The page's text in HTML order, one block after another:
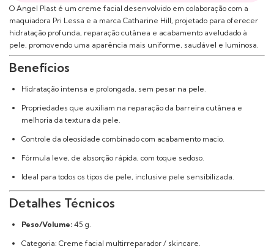
O Angel Plast é um creme facial desenvolvido em colaboração com a
maquiadora Pri Lessa e a marca Catharine Hill, projetado para oferecer
hidratação profunda, reparação cutânea e acabamento aveludado à
pele, promovendo uma aparência mais uniforme, saudável e luminosa.
Benefícios
Hidratação intensa e prolongada, sem pesar na pele.
Propriedades que auxiliam na reparação da barreira cutânea e
melhoria da textura da pele.
Controle da oleosidade combinado com acabamento macio.
Fórmula leve, de absorção rápida, com toque sedoso.
Ideal para todos os tipos de pele, inclusive pele sensibilizada.
Detalhes Técnicos
Peso/Volume: 45 g.
Categoria: Creme facial multirreparador / skincare.